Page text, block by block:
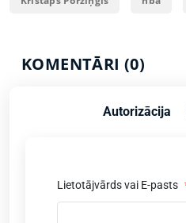
KOMENTĀRI (0)
Autorizācija
Lietotājvārds vai E-pasts